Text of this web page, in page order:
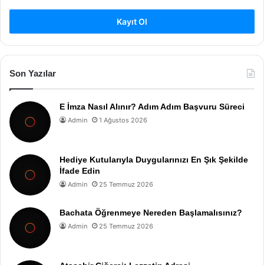
Kayıt Ol
Son Yazılar
E İmza Nasıl Alınır? Adım Adım Başvuru Süreci
Admin 1 Ağustos 2026
Hediye Kutularıyla Duygularınızı En Şık Şekilde
İfade Edin
Admin 25 Temmuz 2026
Bachata Öğrenmeye Nereden Başlamalısınız?
Admin 25 Temmuz 2026